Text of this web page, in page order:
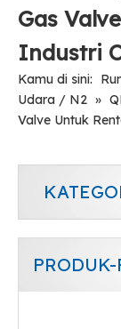
Gas
Industri
Kamu di sini:
Udara / N2 »
Valve Untuk